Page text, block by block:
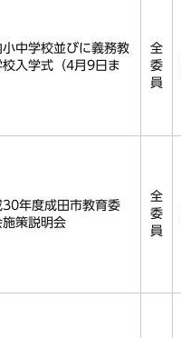
小中学校並びに義務教
校入学式（4月9日ま
全
委
員
30年度成田市教育委
施策説明会
全
委
員